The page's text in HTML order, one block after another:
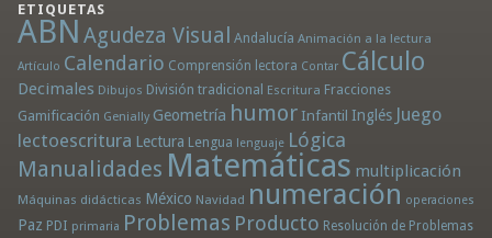
ETIQUETAS
ABN Agudeza Visual Andalucía Animación a la lectura
Artículo Calendario Comprensión lectora Contar Cálculo
Decimales Dibujos División tradicional Escritura Fracciones
Gamificación Genially Geometría humor Infantil Inglés Juego
lectoescritura Lectura Lengua lenguaje Lógica
Manualidades Matemáticas multiplicación
Máquinas didácticas México Navidad numeración operaciones
Paz PDI primaria Problemas Producto Resolución de Problemas